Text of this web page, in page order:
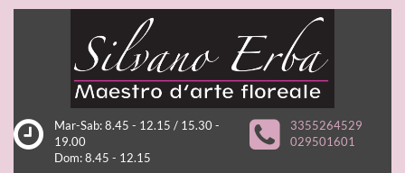
Mar-Sab: 8.45 - 12.15 / 15.30 -
19.00
Dom: 8.45 - 12.15
3355264529
029501601